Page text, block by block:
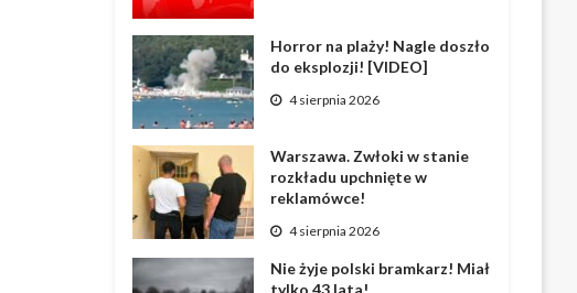
Horror na plaży! Nagle doszło
do eksplozji! [VIDEO]
4 sierpnia 2026
Warszawa. Zwłoki w stanie
rozkładu upchnięte w
reklamówce!
4 sierpnia 2026
Nie żyje polski bramkarz! Miał